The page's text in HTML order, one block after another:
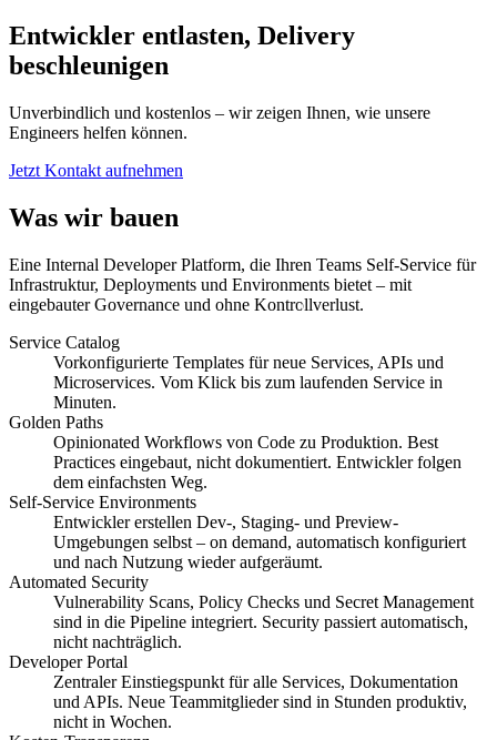
Entwickler entlasten, Delivery
beschleunigen
Unverbindlich und kostenlos – wir zeigen Ihnen, wie unsere
Engineers helfen können.
Jetzt Kontakt aufnehmen
Was wir bauen
Eine Internal Developer Platform, die Ihren Teams Self-Service für
Infrastruktur, Deployments und Environments bietet – mit
eingebauter Governance und ohne Kontrollverlust.
Service Catalog
Vorkonfigurierte Templates für neue Services, APIs und
Microservices. Vom Klick bis zum laufenden Service in
Minuten.
Golden Paths
Opinionated Workflows von Code zu Produktion. Best
Practices eingebaut, nicht dokumentiert. Entwickler folgen
dem einfachsten Weg.
Self-Service Environments
Entwickler erstellen Dev-, Staging- und Preview-
Umgebungen selbst – on demand, automatisch konfiguriert
und nach Nutzung wieder aufgeräumt.
Automated Security
Vulnerability Scans, Policy Checks und Secret Management
sind in die Pipeline integriert. Security passiert automatisch,
nicht nachträglich.
Developer Portal
Zentraler Einstiegspunkt für alle Services, Dokumentation
und APIs. Neue Teammitglieder sind in Stunden produktiv,
nicht in Wochen.